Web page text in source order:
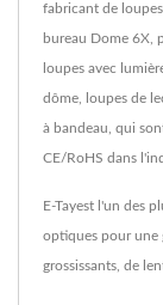
fabricant de
bureau Dome 6X,
loupes avec
dôme, loupes de
à bandeau, qui
CE/RoHS dans
E-Tayest l'un des
optiques pour une
grossissants, de